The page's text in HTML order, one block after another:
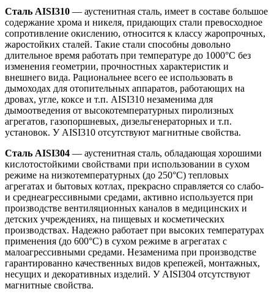
Сталь AISI310 — аустенитная сталь, имеет в составе большое
содержание хрома и никеля, придающих стали превосходное
сопротивление окислению, относится к классу жаропрочных,
жаростойких сталей. Такие стали способны довольно
длительное время работать при температуре до 1000°С без
изменения геометрии, прочностных характеристик и
внешнего вида. Рациональнее всего ее использовать в
дымоходах для отопительных аппаратов, работающих на
дровах, угле, коксе и т.п. AISI310 незаменима для
дымоотведения от высокотемпературных пиролизных
агрегатов, газопоршневых, дизельгенераторных и т.п.
установок. У AISI310 отсутствуют магнитные свойства.
Сталь AISI304 — аустенитная сталь, обладающая хорошими
кислотостойкими свойствами при использовании в сухом
режиме на низкотемпературных (до 250°С) тепловых
агрегатах и бытовых котлах, прекрасно справляется со слабо-
и среднеагрессивными средами, активно используется при
производстве вентиляционных каналов в медицинских и
детских учреждениях, на пищевых и косметических
производствах. Надежно работает при высоких температурах
применения (до 600°С) в сухом режиме в агрегатах с
малоагрессивными средами. Незаменима при производстве
гарантированно качественных видов крепежей, монтажных,
несущих и декоративных изделий. У AISI304 отсутствуют
магнитные свойства.